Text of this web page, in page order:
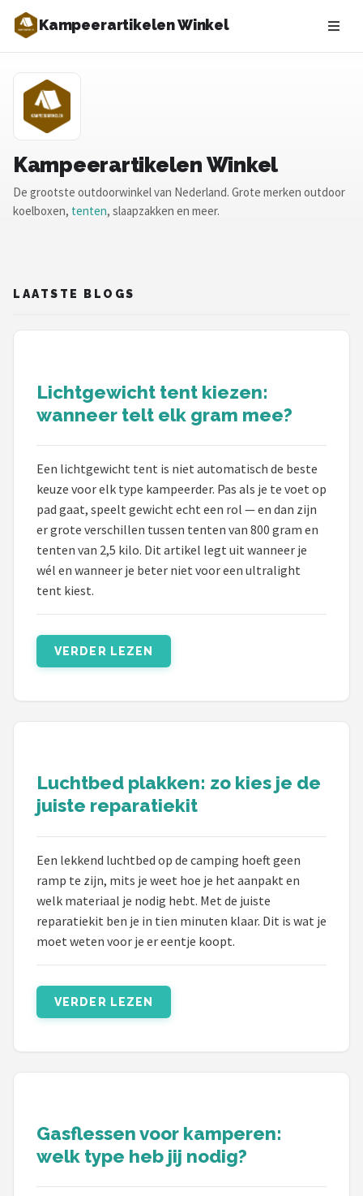
Kampeerartikelen Winkel
Zoeken
NAVIGATIE
Shop
Blog
Shop
POPULAIRE MERKEN
KOEL
Eurotrail
Camp
LifeGoods
Bo-Camp
Campingaz
Quechua
Alle merken →
Kampeerartikelen Winkel
De grootste outdoorwinkel van Nederland. Grote merken outdoor
koelboxen, tenten, slaapzakken en meer.
LAATSTE BLOGS
Lichtgewicht tent kiezen:
wanneer telt elk gram mee?
Een lichtgewicht tent is niet automatisch de beste
keuze voor elk type kampeerder. Pas als je te voet op
pad gaat, speelt gewicht echt een rol — en dan zijn
er grote verschillen tussen tenten van 800 gram en
tenten van 2,5 kilo. Dit artikel legt uit wanneer je
wél en wanneer je beter niet voor een ultralight
tent kiest.
VERDER LEZEN
Luchtbed plakken: zo kies je de
juiste reparatiekit
Een lekkend luchtbed op de camping hoeft geen
ramp te zijn, mits je weet hoe je het aanpakt en
welk materiaal je nodig hebt. Met de juiste
reparatiekit ben je in tien minuten klaar. Dit is wat je
moet weten voor je er eentje koopt.
VERDER LEZEN
Gasflessen voor kamperen:
welk type heb jij nodig?